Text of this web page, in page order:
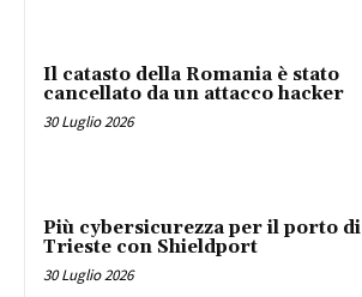
Il catasto della Romania è stato
cancellato da un attacco hacker
30 Luglio 2026
Più cybersicurezza per il porto di
Trieste con Shieldport
30 Luglio 2026